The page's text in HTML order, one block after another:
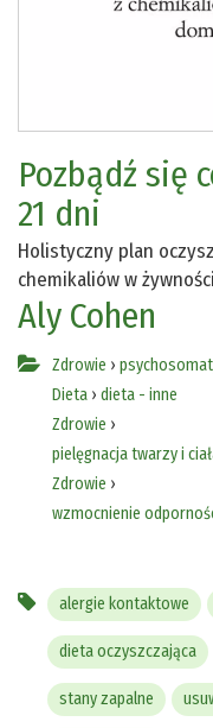
Pozbądź się
21 dni
Holistyczny plan
chemikaliów w
Aly Cohen
Zdrowie ›
Dieta › dieta - inne
Zdrowie ›
pielęgnacja twarzy i
Zdrowie ›
wzmocnienie
alergie kontaktowe
dieta oczyszczająca
stany zapalne